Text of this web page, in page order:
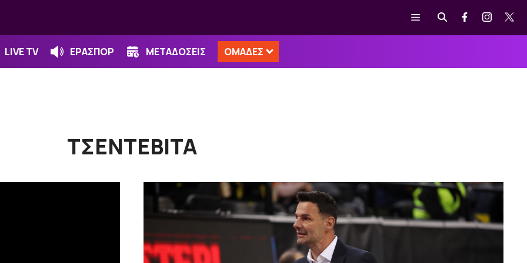
Μενού
LIVE TV ΕΡΑΣΠΟΡ ΜΕΤΑΔΟΣΕΙΣ ΟΜΑΔΕΣ
ΤΣΕΝΤΕΒΙΤΑ